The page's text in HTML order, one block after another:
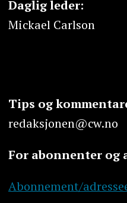
Daglig leder:
Mickael Carlson
Tips og
redaksjonen@cw.no
For abonnenter og
Abonnement/